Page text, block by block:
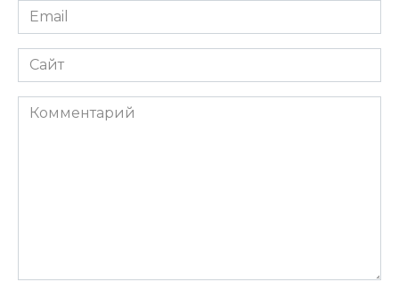
Email
*
Сайт
Комментарий